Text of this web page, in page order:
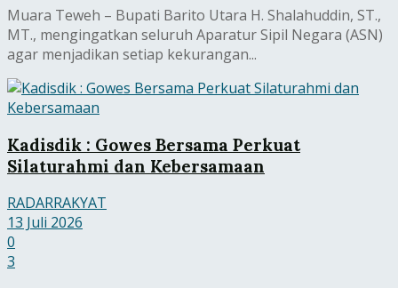
Muara Teweh – Bupati Barito Utara H. Shalahuddin, ST.,
MT., mengingatkan seluruh Aparatur Sipil Negara (ASN)
agar menjadikan setiap kekurangan...
Kadisdik : Gowes Bersama Perkuat
Silaturahmi dan Kebersamaan
RADARRAKYAT
13 Juli 2026
0
3